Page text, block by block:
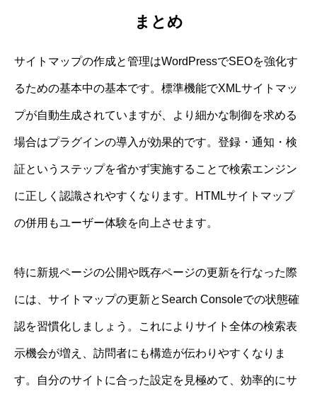
まとめ
サイトマップの作成と管理はWordPressでSEOを強化す
るための基本中の基本です。標準機能でXMLサイトマッ
プが自動生成されていますが、より細かな制御を求める
場合はプラグインの導入が効果的です。登録・通知・検
証というステップを省かず実施することで検索エンジン
に正しく認識されやすくなります。HTMLサイトマップ
の併用もユーザー体験を向上させます。
特に新規ページの公開や既存ページの更新を行なった際
には、サイトマップの更新とSearch Consoleでの状態確
認を習慣化しましょう。これによりサイト全体の検索表
示機会が増え、訪問者にも構造が伝わりやすくなりま
す。自分のサイトに合った設定を見極めて、効率的にサ